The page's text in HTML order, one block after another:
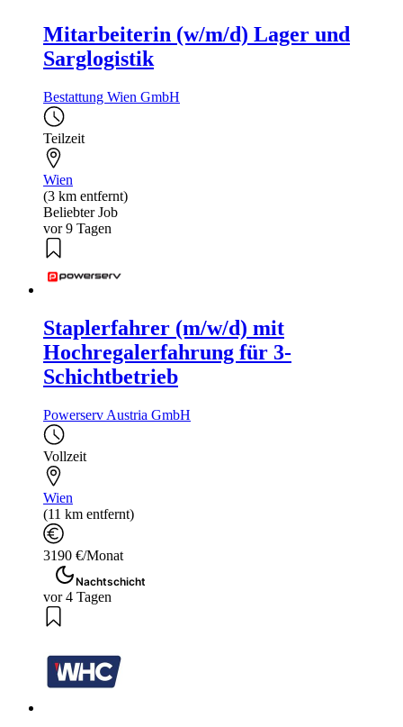
Mitarbeiterin (w/m/d) Lager und
Sarglogistik
Bestattung Wien GmbH
Teilzeit
Wien
(3 km entfernt)
Beliebter Job
vor 9 Tagen
Staplerfahrer (m/w/d) mit
Hochregalerfahrung für 3-
Schichtbetrieb
Powerserv Austria GmbH
Vollzeit
Wien
(11 km entfernt)
3190 €/Monat
Nachtschicht
vor 4 Tagen